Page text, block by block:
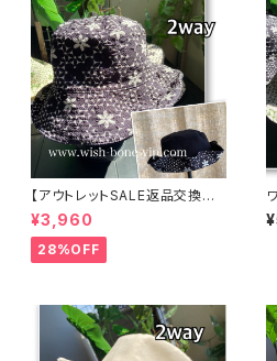
【アウトレットSALE返品交換不
可8/20まで】ワッフル立体フラワ
ー＆無地 2way リバーシブルハ
ット・ワイヤー入り変形ハット・フ
ラワー帽子【ブラック】
¥3,960
28%OFF